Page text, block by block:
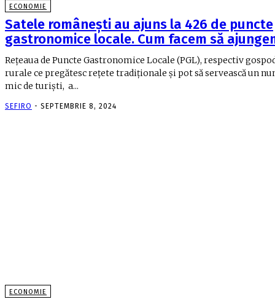
ECONOMIE
Satele româneşti au ajuns la 426 de puncte
gastronomice locale. Cum facem să
Reţeaua de Puncte Gastronomice Locale (PGL), respectiv
rurale ce pregătesc reţete tradiţio­nale şi pot să servească un
mic de turişti, a...
SEFIRO - SEPTEMBRIE 8, 2024
ECONOMIE